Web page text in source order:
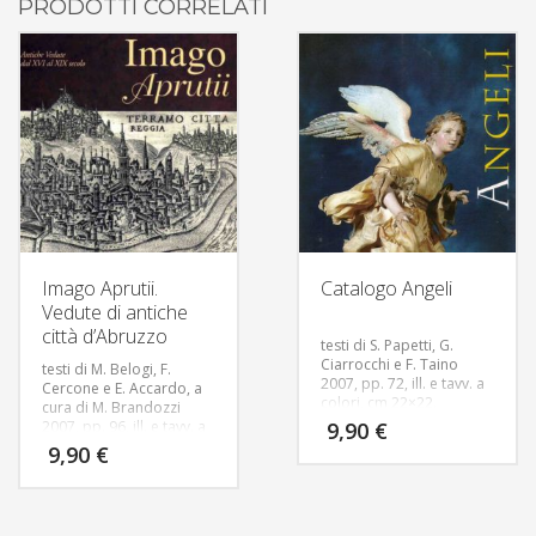
PRODOTTI CORRELATI
Imago Aprutii.
Vedute di antiche
città d’Abruzzo
testi di M. Belogi, F.
Cercone e E. Accardo, a
cura di M. Brandozzi
2007, pp. 96, ill. e tavv. a
colori, cm 22×22.
Testo in Italiano
9,90 €
Catalogo Angeli
testi di S. Papetti, G.
Ciarrocchi e F. Taino
2007, pp. 72, ill. e tavv. a
colori, cm 22×22.
Testo in Italiano
di una collezione di circa
9,90 €